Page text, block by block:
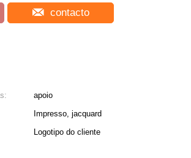
contacto
apoio
Impresso, jacquard
Logotipo do cliente